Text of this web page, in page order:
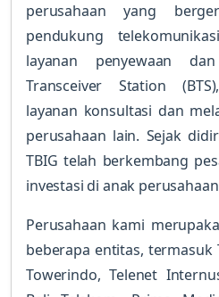
perusahaan yang
pendukung
layanan penyewaan
Transceiver Station
layanan konsultasi dan
perusahaan lain. Sejak
TBIG telah berkembang
investasi di anak
Perusahaan kami
beberapa entitas, termasuk
Towerindo, Telenet